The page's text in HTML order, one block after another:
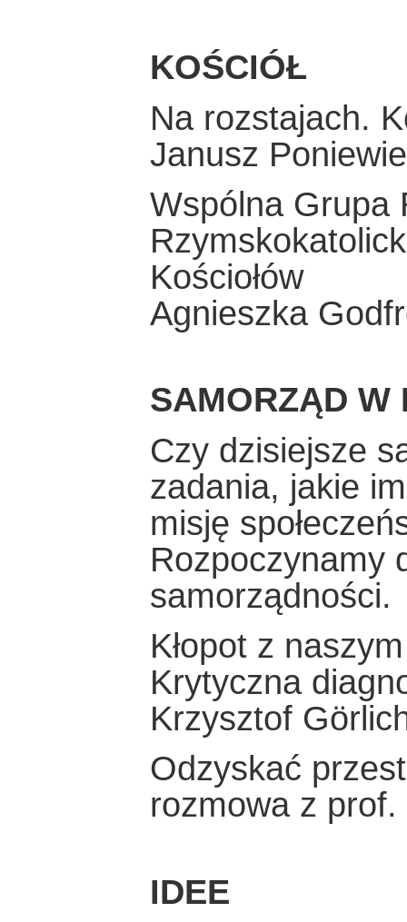
KOŚCIÓŁ
Na rozstajach.
Janusz
Wspólna Grupa
Kościołów
Agnieszka
SAMORZĄD W
Czy dzisiejsze
zadania, jakie
misję
Rozpoczynamy
samorządności.
Kłopot z
Krytyczna
Krzysztof
Odzyskać
rozmowa z prof.
IDEE